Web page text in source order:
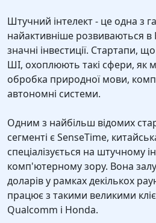
Штучний інтелект - це одна з
найактивніше розвиваються в
значні інвестиції. Стартапи,
ШІ, охоплюють такі сфери, як
обробка природної мови,
автономні системи.
Одним з найбільш відомих
сегменті є SenseTime,
спеціалізується на штучному
комп'ютерному зору. Вона
доларів у рамках декількох
працює з такими великими
Qualcomm і Honda.